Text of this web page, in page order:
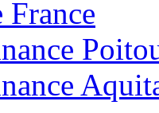
France